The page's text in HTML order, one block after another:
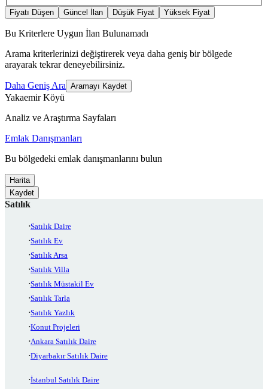
Fiyatı Düşen Güncel İlan Düşük Fiyat Yüksek Fiyat
Bu Kriterlere Uygun İlan Bulunamadı
Arama kriterlerinizi değiştirerek veya daha geniş bir bölgede
arayarak tekrar deneyebilirsiniz.
Daha Geniş Ara Aramayı Kaydet
Yakaemir Köyü
Analiz ve Araştırma Sayfaları
Emlak Danışmanları
Bu bölgedeki emlak danışmanlarını bulun
Harita
Kaydet
Satılık
Satılık Daire
Satılık Ev
Satılık Arsa
Satılık Villa
Satılık Müstakil Ev
Satılık Tarla
Satılık Yazlık
Konut Projeleri
Ankara Satılık Daire
Diyarbakır Satılık Daire
İstanbul Satılık Daire